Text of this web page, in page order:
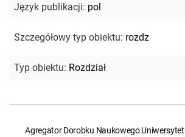
Język publikacji: pol
Szczegółowy typ obiektu: rozdz
Typ obiektu: Rozdział
Agregator Dorobku Naukowego